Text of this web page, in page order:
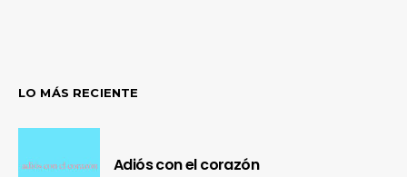
LO MÁS RECIENTE
Adiós con el corazón